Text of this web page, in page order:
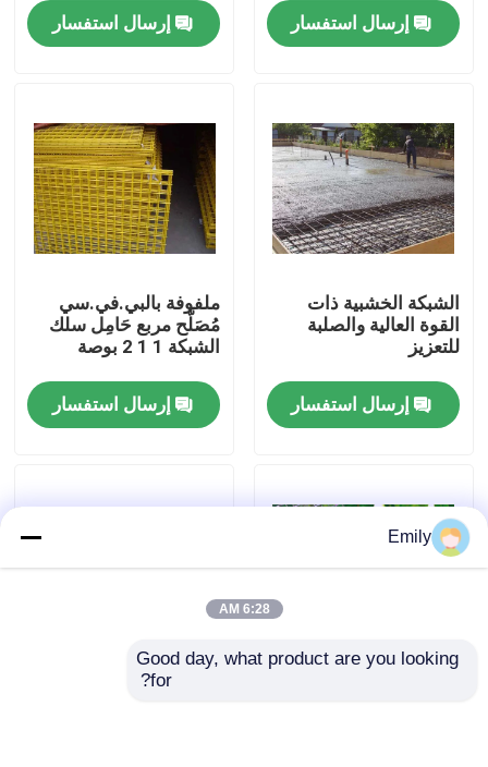
المنزل
المنتجات
جولة في المصنع
مراقبة الجودة
أخبار
إرسال استفسار
إرسال استفسار
الشبكة الخشبية ذات
القوة العالية والصلبة
للتعزيز
إرسال استفسار
ملفوفة بالبي.في.سي
مُصَلَّح مربع حَامِل سلك
الشبكة 1 1 2 بوصة
إرسال استفسار
5m طول لفة حلفة
Emily
6:28 AM
Good day, what product are you looking
for?